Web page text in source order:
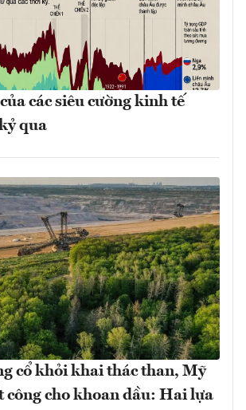
các siêu cường kinh tế
qua
cổ khỏi khai thác than, Mỹ
công cho khoan dầu: Hai lựa